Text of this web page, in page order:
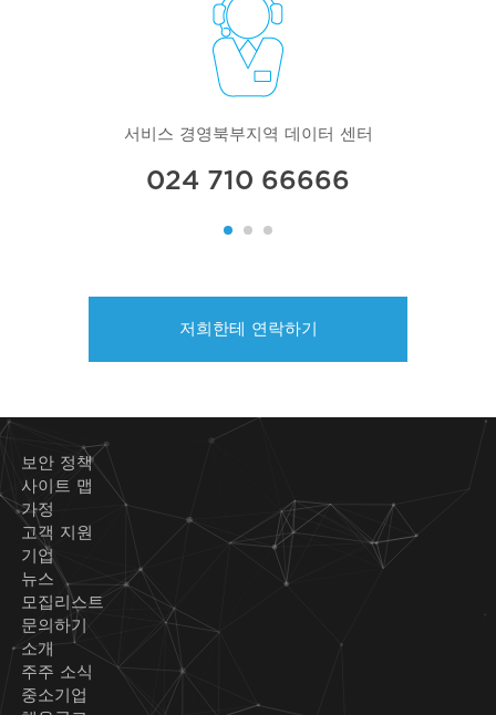
서비스 경영북부지역 데이터 센터
024 710 66666
저희한테 연락하기
보안 정책
사이트 맵
가정
고객 지원
기업
뉴스
모집리스트
문의하기
소개
주주 소식
중소기업